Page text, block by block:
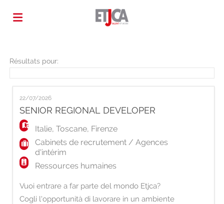
Emplois
votre
CV
Connexion
Langue
Résultats pour:
22/07/2026
SENIOR REGIONAL DEVELOPER
Italie,Toscane, Firenze
Cabinets de recrutement / Agences
d'intérim
Ressources humaines
Vuoi entrare a far parte del mondo Etjca?
Cogli l'opportunità di lavorare in un ambiente